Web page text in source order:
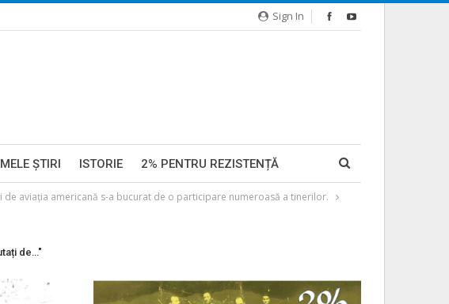
Sign In
ŞTIRI ISTORIE 2% PENTRU REZISTENȚĂ
de aviația americană s-a bucurat de o participare numeroasă a tinerilor.
de…"